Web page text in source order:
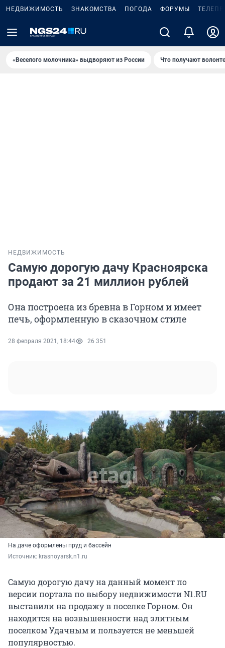
НЕДВИЖИМОСТЬ ЗНАКОМСТВА ПОГОДА ФОРУМЫ
«Веселого молочника» выдворяют из России Что получают
НЕДВИЖИМОСТЬ
Самую дорогую дачу Красноярска
продают за 21 миллион рублей
Она построена из бревна в Горном и имеет
печь, оформленную в сказочном стиле
28 февраля 2021, 18:44 26 351
На даче оформлены пруд и бассейн
Источник: krasnoyarsk.n1.ru
Самую дорогую дачу на данный момент по
версии портала по выбору недвижимости N1.RU
выставили на продажу в поселке Горном. Он
находится на возвышенности над элитным
поселком Удачным и пользуется не меньшей
популярностью.